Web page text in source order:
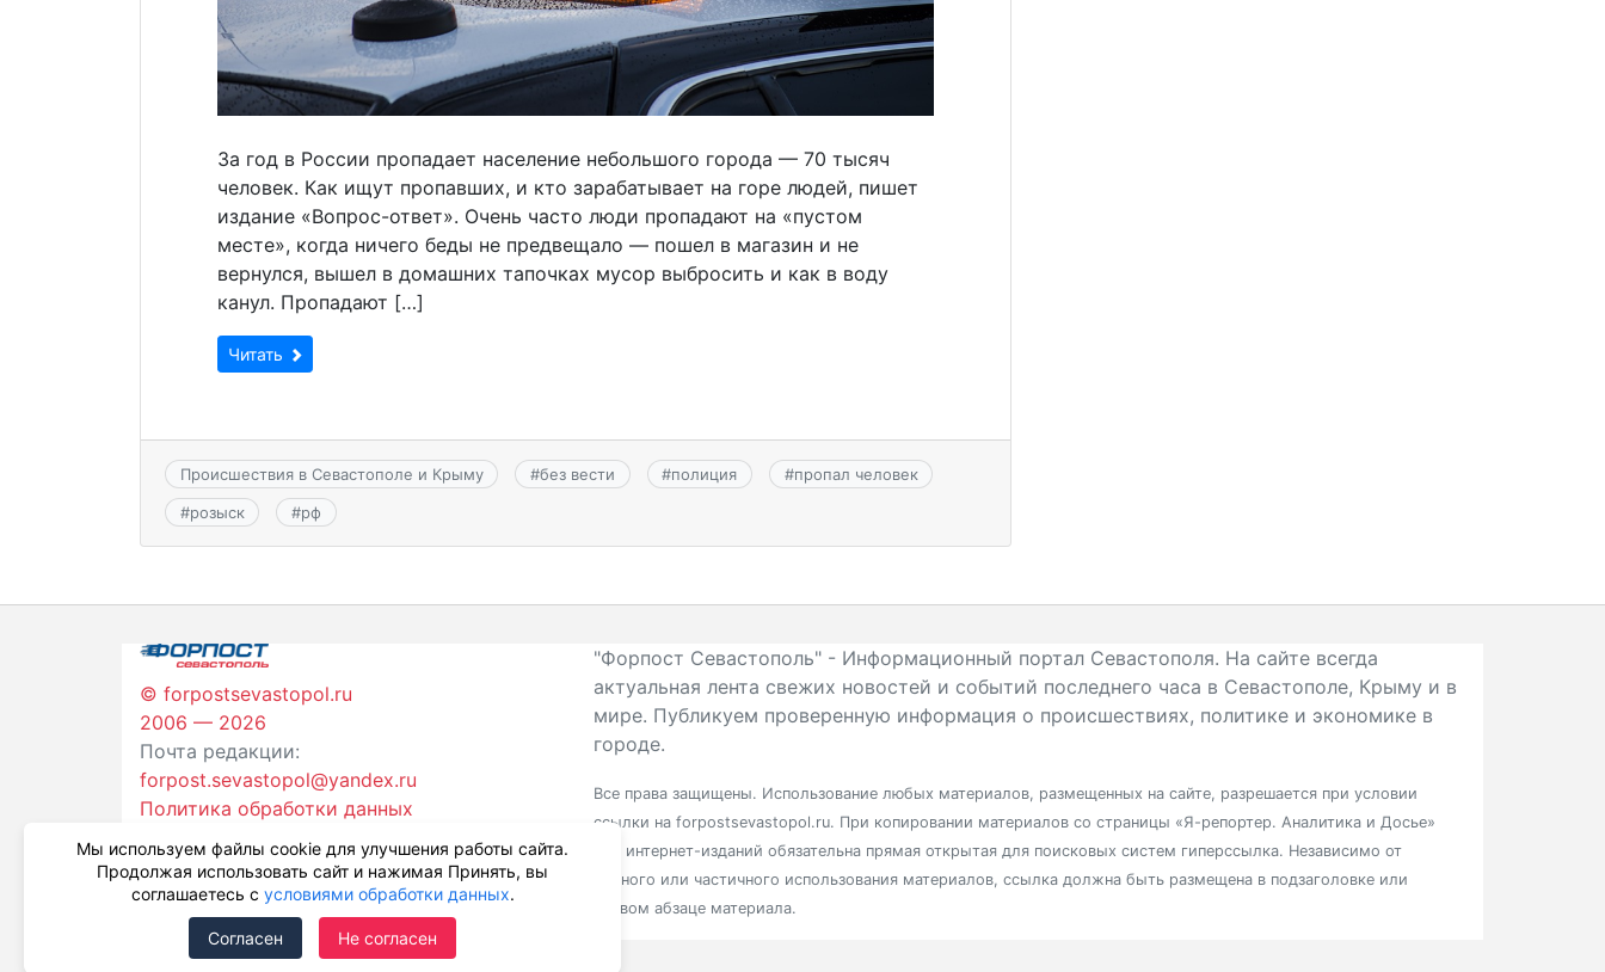
За год в России пропадает население небольшого города — 70 тысяч
человек. Как ищут пропавших, и кто зарабатывает на горе людей, пишет
издание «Вопрос-ответ». Очень часто люди пропадают на «пустом
месте», когда ничего беды не предвещало — пошел в магазин и не
вернулся, вышел в домашних тапочках мусор выбросить и как в воду
канул. Пропадают […]
Читать
Происшествия в Севастополе и Крыму #без вести #полиция #пропал человек
#розыск #рф
© forpostsevastopol.ru
2006 — 2026
Почта редакции:
forpost.sevastopol@yandex.ru
Политика обработки данных
"Форпост Севастополь" - Информационный портал Севастополя. На сайте всегда
актуальная лента свежих новостей и событий последнего часа в Севастополе, Крыму и в
мире. Публикуем проверенную информация о происшествиях, политике и экономике в
городе.
Все права защищены. Использование любых материалов, размещенных на сайте, разрешается при условии
ссылки на forpostsevastopol.ru. При копировании материалов со страницы «Я-репортер. Аналитика и Досье»
для интернет-изданий обязательна прямая открытая для поисковых систем гиперссылка. Независимо от
полного или частичного использования материалов, ссылка должна быть размещена в подзаголовке или
первом абзаце материала.
Мы используем файлы cookie для улучшения работы сайта.
Продолжая использовать сайт и нажимая Принять, вы
соглашаетесь с условиями обработки данных.
Согласен Не согласен